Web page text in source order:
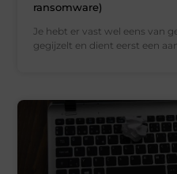
ransomware)
Je hebt er vast wel eens van
gegijzelt en dient eerst een